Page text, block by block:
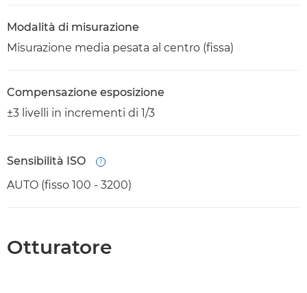
Modalità di misurazione
Misurazione media pesata al centro (fissa)
Compensazione esposizione
±3 livelli in incrementi di 1/3
Sensibilità ISO
Open
AUTO (fisso 100 - 3200)
Otturatore